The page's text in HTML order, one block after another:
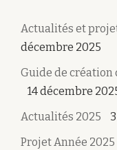
Actualités et
décembre 2025
Guide de création
14 décembre
Actualités 2025
Projet Année 2025